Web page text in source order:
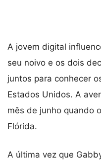
A jovem digital
seu noivo e os dois
juntos para conhecer
Estados Unidos. A
mês de junho quando
Flórida.
A última vez que